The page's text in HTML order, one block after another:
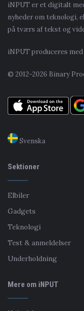
iNPUT er et digitalt
nyheder om teknologi,
på tværs af tekst og
iNPUT produceres med
© 2012-2026 Binary
Svenska
Sektioner
Elbiler
Gadgets
Teknologi
Test & anmeldelser
Underholdning
Mere om iNPUT